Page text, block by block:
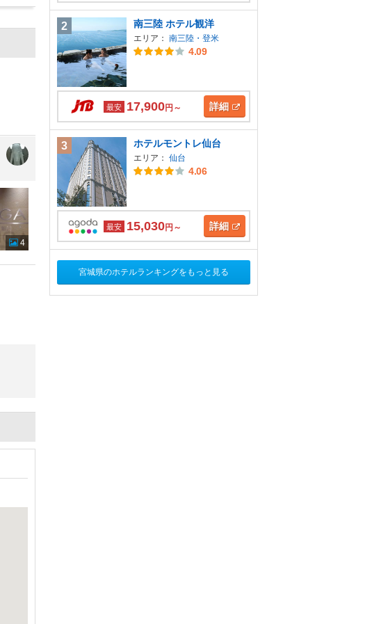
4
2 南三陸 ホテル観洋
エリア： 南三陸・登米
4.09
最安 17,900円～ 詳細
3 ホテルモントレ仙台
エリア： 仙台
4.06
最安 15,030円～ 詳細
宮城県のホテルランキングをもっと見る